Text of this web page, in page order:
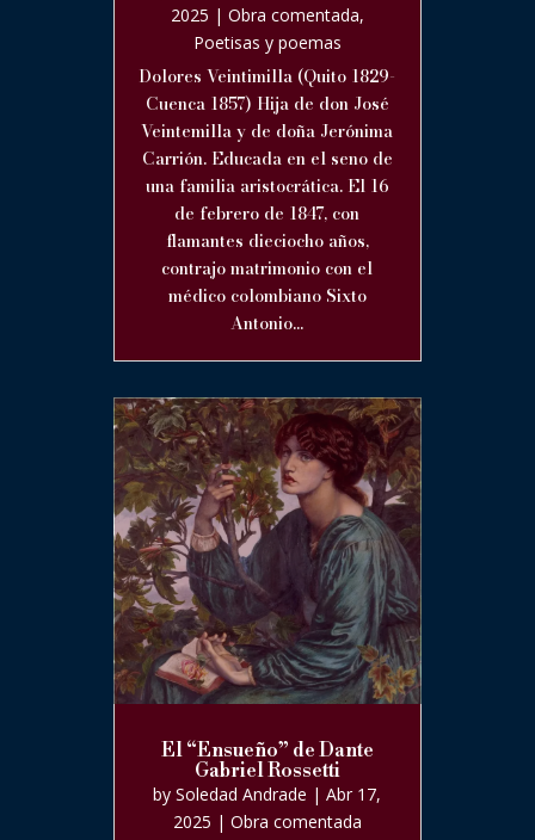
2025 | Obra comentada,
Poetisas y poemas
Dolores Veintimilla (Quito 1829-
Cuenca 1857) Hija de don José
Veintemilla y de doña Jerónima
Carrión. Educada en el seno de
una familia aristocrática. El 16
de febrero de 1847, con
flamantes dieciocho años,
contrajo matrimonio con el
médico colombiano Sixto
Antonio...
El “Ensueño” de Dante
Gabriel Rossetti
bySoledad Andrade |Abr 17,
2025 | Obra comentada